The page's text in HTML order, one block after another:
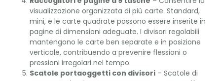
visualizzazione organizzata di più carte. Standard,
mini, e le carte quadrate possono essere inserite in
pagine di dimensioni adeguate. I divisori regolabili
mantengono le carte ben separate e in posizione
verticale, contribuendo a prevenire flessioni o
pressioni irregolari nel tempo.
Scatole portaoggetti con divisori – Scatole di